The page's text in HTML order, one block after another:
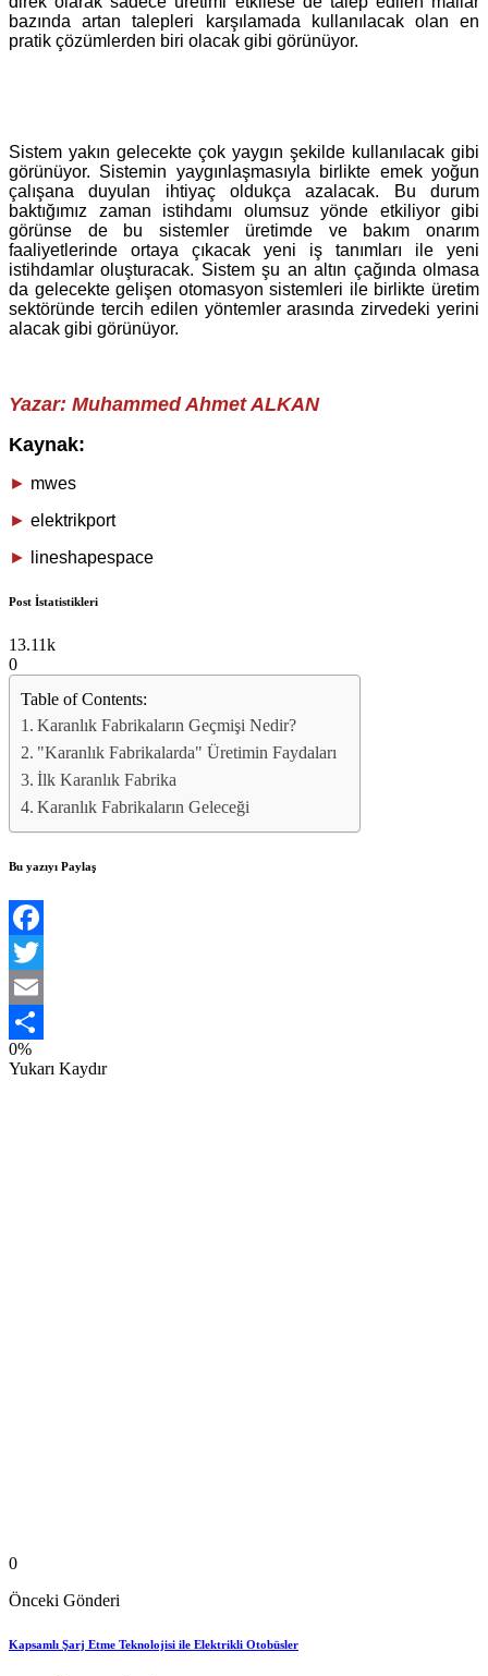
bazında artan talepleri karşılamada kullanılacak olan en
pratik çözümlerden biri olacak gibi görünüyor.
Sistem yakın gelecekte çok yaygın şekilde kullanılacak gibi
görünüyor. Sistemin yaygınlaşmasıyla birlikte emek yoğun
çalışana duyulan ihtiyaç oldukça azalacak. Bu durum
baktığımız zaman istihdamı olumsuz yönde etkiliyor gibi
görünse de bu sistemler üretimde ve bakım onarım
faaliyetlerinde ortaya çıkacak yeni iş tanımları ile yeni
istihdamlar oluşturacak. Sistem şu an altın çağında olmasa
da gelecekte gelişen otomasyon sistemleri ile birlikte üretim
sektöründe tercih edilen yöntemler arasında zirvedeki yerini
alacak gibi görünüyor.
Yazar: Muhammed Ahmet ALKAN
Kaynak:
► mwes
► elektrikport
►
lineshapespace
Post İstatistikleri
13.11k
0
Table of Contents:
Karanlık Fabrikaların Geçmişi Nedir?
"Karanlık Fabrikalarda" Üretimin Faydaları
İlk Karanlık Fabrika
Karanlık Fabrikaların Geleceği
Bu yazıyı Paylaş
Facebook
Twitter
Email
Share
0%
Yukarı Kaydır
0
Önceki Gönderi
Kapsamlı Şarj Etme Teknolojisi ile Elektrikli Otobüsler